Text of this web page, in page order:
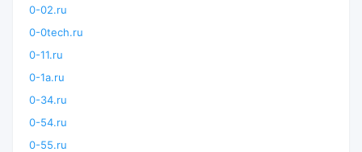
0-02.ru
0-0tech.ru
0-11.ru
0-1a.ru
0-34.ru
0-54.ru
0-55.ru